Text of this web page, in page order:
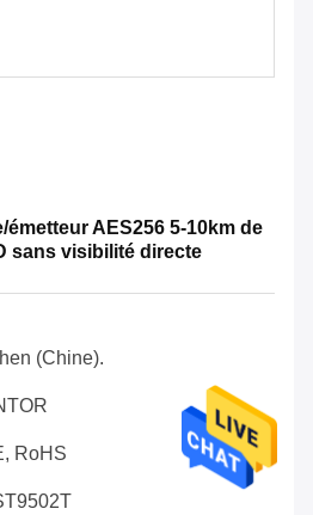
AES256 5-10km de
sans visibilité directe
(Chine).
RoHS